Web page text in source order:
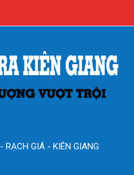
RẠCH GIÁ - KIÊN GIANG